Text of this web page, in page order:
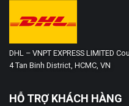
DHL – VNPT EXPRESS LIMITED
4 Tan Binh District, HCMC, VN
HỖ TRỢ KHÁCH HÀNG